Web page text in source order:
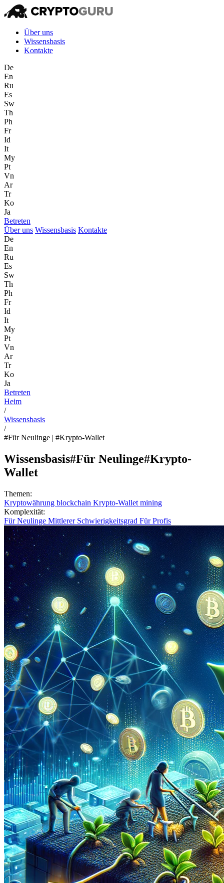
Über uns
Wissensbasis
Kontakte
De
En
Ru
Es
Sw
Th
Ph
Fr
Id
It
My
Pt
Vn
Ar
Tr
Ko
Ja
Betreten
Über uns Wissensbasis Kontakte
De
En
Ru
Es
Sw
Th
Ph
Fr
Id
It
My
Pt
Vn
Ar
Tr
Ko
Ja
Betreten
Heim
/
Wissensbasis
/
#Für Neulinge | #Krypto-Wallet
Wissensbasis#Für Neulinge#Krypto-
Wallet
Themen:
Kryptowährung blockchain Krypto-Wallet mining
Komplexität:
Für Neulinge Mittlerer Schwierigkeitsgrad Für Profis